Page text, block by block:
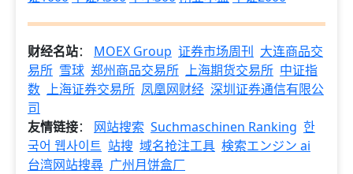
财经名站： MOEX Group 证券市场周刊 大连商品交
易所 雪球 郑州商品交易所 上海期货交易所 中证指
数 上海证券交易所 凤凰网财经 深圳证券通信有限公
司
友情链接： 网站搜索 Suchmaschinen Ranking 한
국어 웹사이트 站搜 域名抢注工具 検索エンジン ai
台湾网站搜尋 广州月饼盒厂